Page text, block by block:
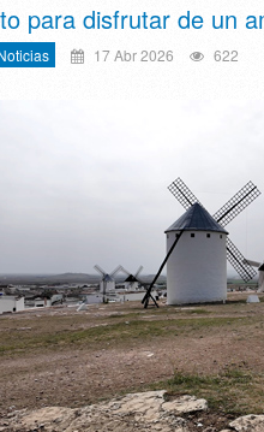
para disfrutar de un
17 Abr 2026 622